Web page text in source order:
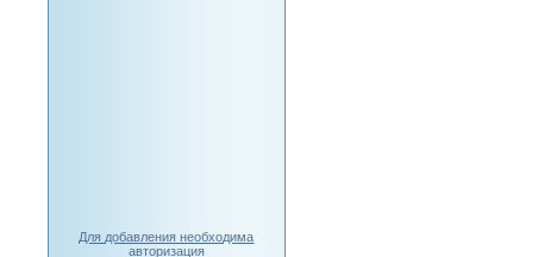
Для добавления необходима
авторизация